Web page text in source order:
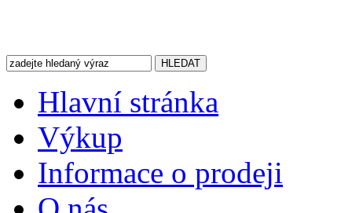
Hlavní stránka
Výkup
Informace o prodeji